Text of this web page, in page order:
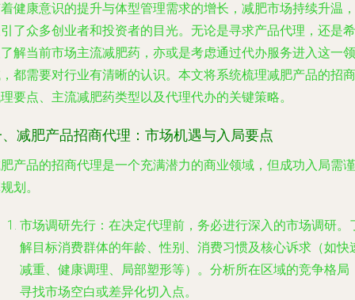
健康意识的提升与体型管理需求的增长，减肥市场持续升温，
了众多创业者和投资者的目光。无论是寻求产品代理，还是希
解当前市场主流减肥药，亦或是考虑通过代办服务进入这一领
都需要对行业有清晰的认识。本文将系统梳理减肥产品的招商
要点、主流减肥药类型以及代理代办的关键策略。
减肥产品招商代理：市场机遇与入局要点
产品的招商代理是一个充满潜力的商业领域，但成功入局需谨
划。
市场调研先行 ：在决定代理前，务必进行深入的市场调研。
解目标消费群体的年龄、性别、消费习惯及核心诉求（如快
减重、健康调理、局部塑形等）。分析所在区域的竞争格局
寻找市场空白或差异化切入点。